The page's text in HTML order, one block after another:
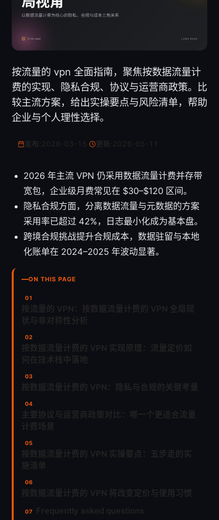
按流量的 vpn 全面指南，聚焦按数据流量计
费的实现、隐私合规、协议与运营商政策。比
较主流方案，给出实操要点与风险清单，帮助
企业与个人理性选择。
更新:
2026 年主流 VPN 仍采用数据流量计费并存带
宽包，企业级月费常见在 $30–$120 区间。
隐私合规方面，分离数据流量与元数据的方案
采用率已超过 42%，日志最小化成为基本盘。
跨境合规挑战提升合规成本，数据驻留与本地
化账单在 2024–2025 年波动显著。
ON THIS PAGE